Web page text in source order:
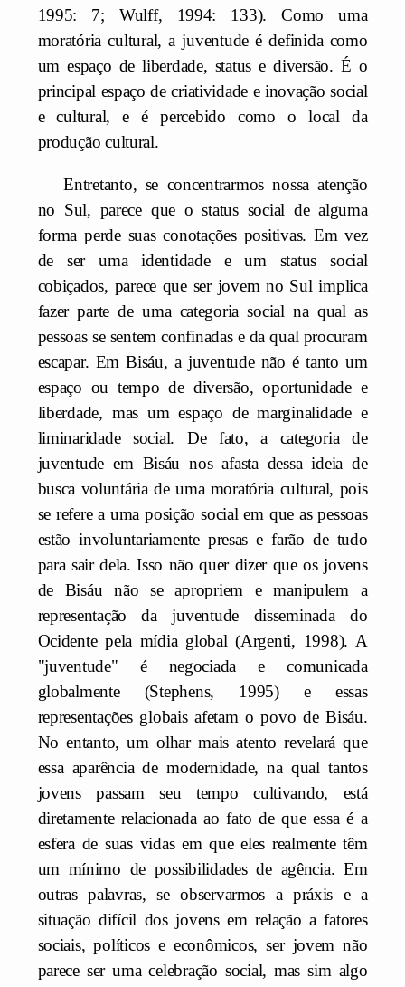
1995: 7; Wulff, 1994: 133). Como uma
moratória cultural, a juventude é definida como
um espaço de liberdade, status e diversão. É o
principal espaço de criatividade e inovação social
e cultural, e é percebido como o local da
produção cultural.
Entretanto, se concentrarmos nossa atenção
no Sul, parece que o status social de alguma
forma perde suas conotações positivas. Em vez
de ser uma identidade e um status social
cobiçados, parece que ser jovem no Sul implica
fazer parte de uma categoria social na qual as
pessoas se sentem confinadas e da qual procuram
escapar. Em Bisáu, a juventude não é tanto um
espaço ou tempo de diversão, oportunidade e
liberdade, mas um espaço de marginalidade e
liminaridade social. De fato, a categoria de
juventude em Bisáu nos afasta dessa ideia de
busca voluntária de uma moratória cultural, pois
se refere a uma posição social em que as pessoas
estão involuntariamente presas e farão de tudo
para sair dela. Isso não quer dizer que os jovens
de Bisáu não se apropriem e manipulem a
representação da juventude disseminada do
Ocidente pela mídia global (Argenti, 1998). A
"juventude" é negociada e comunicada
globalmente (Stephens, 1995) e essas
representações globais afetam o povo de Bisáu.
No entanto, um olhar mais atento revelará que
essa aparência de modernidade, na qual tantos
jovens passam seu tempo cultivando, está
diretamente relacionada ao fato de que essa é a
esfera de suas vidas em que eles realmente têm
um mínimo de possibilidades de agência. Em
outras palavras, se observarmos a práxis e a
situação difícil dos jovens em relação a fatores
sociais, políticos e econômicos, ser jovem não
parece ser uma celebração social, mas sim algo